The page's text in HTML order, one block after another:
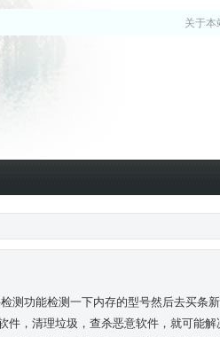
关于本
测功能检测一下内存的型号然后去买条新
，清理垃圾，查杀恶意软件，就可能